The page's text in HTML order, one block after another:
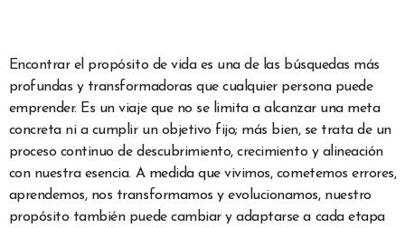
Encontrar el propósito de vida es una de las búsquedas más
profundas y transformadoras que cualquier persona puede
emprender. Es un viaje que no se limita a alcanzar una meta
concreta ni a cumplir un objetivo fijo; más bien, se trata de un
proceso continuo de descubrimiento, crecimiento y alineación
con nuestra esencia. A medida que vivimos, cometemos errores,
aprendemos, nos transformamos y evolucionamos, nuestro
propósito también puede cambiar y adaptarse a cada etapa